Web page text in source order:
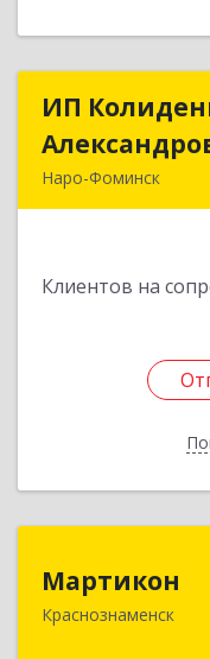
ИП
Наро-Фоминск
Клиентов на
Мартикон
Краснознаменск
143090,